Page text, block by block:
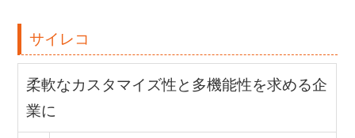
サイレコ
柔軟なカスタマイズ性と多機能性を求める企
業に